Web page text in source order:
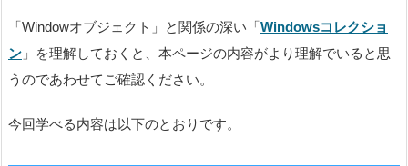
「Windowオブジェクト」と関係の深い「Windowsコレクショ
ン 」を理解しておくと、本ページの内容がより理解でいると思
うのであわせてご確認ください。
今回学べる内容は以下のとおりです。